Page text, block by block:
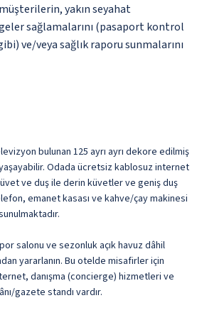
yakın seyahat
sağlamalarını (pasaport kontrol
ve/veya sağlık raporu sunmalarını
bulunan 125 ayrı ayrı dekore edilmiş
Odada ücretsiz kablosuz internet
ve duş ile derin küvetler ve geniş duş
emanet kasası ve kahve/çay makinesi
salonu ve sezonluk açık havuz dâhil
yararlanın. Bu otelde misafirler için
danışma (concierge) hizmetleri ve
gazete standı vardır.